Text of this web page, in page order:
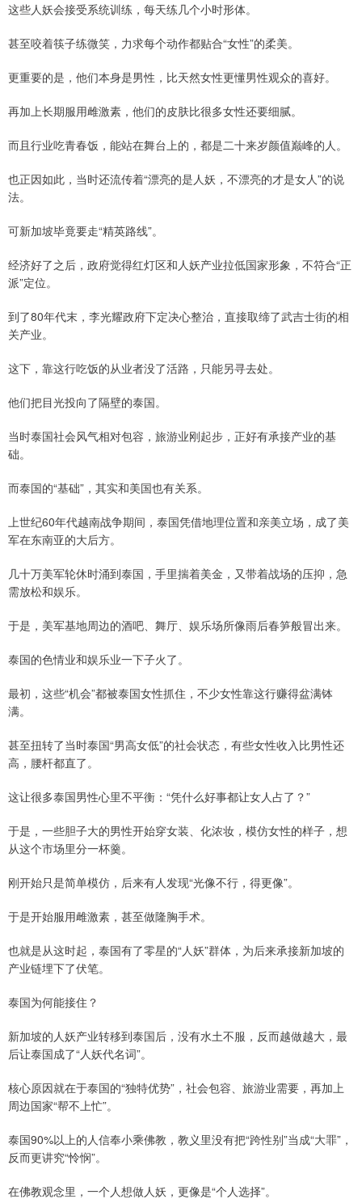
这些人妖会接受系统训练，每天练几个小时形体。
甚至咬着筷子练微笑，力求每个动作都贴合“女性”的柔美。
更重要的是，他们本身是男性，比天然女性更懂男性观众的喜好。
再加上长期服用雌激素，他们的皮肤比很多女性还要细腻。
而且行业吃青春饭，能站在舞台上的，都是二十来岁颜值巅峰的人。
也正因如此，当时还流传着“漂亮的是人妖，不漂亮的才是女人”的说
法。
可新加坡毕竟要走“精英路线”。
经济好了之后，政府觉得红灯区和人妖产业拉低国家形象，不符合“正
派”定位。
到了80年代末，李光耀政府下定决心整治，直接取缔了武吉士街的相
关产业。
这下，靠这行吃饭的从业者没了活路，只能另寻去处。
他们把目光投向了隔壁的泰国。
当时泰国社会风气相对包容，旅游业刚起步，正好有承接产业的基
础。
而泰国的“基础”，其实和美国也有关系。
上世纪60年代越南战争期间，泰国凭借地理位置和亲美立场，成了美
军在东南亚的大后方。
几十万美军轮休时涌到泰国，手里揣着美金，又带着战场的压抑，急
需放松和娱乐。
于是，美军基地周边的酒吧、舞厅、娱乐场所像雨后春笋般冒出来。
泰国的色情业和娱乐业一下子火了。
最初，这些“机会”都被泰国女性抓住，不少女性靠这行赚得盆满钵
满。
甚至扭转了当时泰国“男高女低”的社会状态，有些女性收入比男性还
高，腰杆都直了。
这让很多泰国男性心里不平衡：“凭什么好事都让女人占了？”
于是，一些胆子大的男性开始穿女装、化浓妆，模仿女性的样子，想
从这个市场里分一杯羹。
刚开始只是简单模仿，后来有人发现“光像不行，得更像”。
于是开始服用雌激素，甚至做隆胸手术。
也就是从这时起，泰国有了零星的“人妖”群体，为后来承接新加坡的
产业链埋下了伏笔。
泰国为何能接住？
新加坡的人妖产业转移到泰国后，没有水土不服，反而越做越大，最
后让泰国成了“人妖代名词”。
核心原因就在于泰国的“独特优势”，社会包容、旅游业需要，再加上
周边国家“帮不上忙”。
泰国90%以上的人信奉小乘佛教，教义里没有把“跨性别”当成“大罪”，
反而更讲究“怜悯”。
在佛教观念里，一个人想做人妖，更像是“个人选择”。